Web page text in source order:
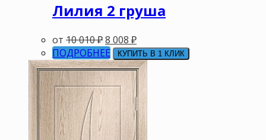
Лилия 2 груша
от 10 010₽8 008 ₽
ПОДРОБНЕЕ
КУПИТЬ В 1 КЛИК